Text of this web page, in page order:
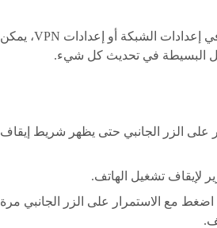
إذا كانت هناك مشكلة في إعدادات الشبكة أو إعدادات VPN، يمكن
البسيطة في تحديث كل شيء.
على الزر الجانبي حتى يظهر شريط إيقاف
لإيقاف تشغيل الهاتف.
اضغط مع الاستمرار على الزر الجانبي مرة